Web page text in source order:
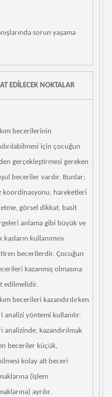
sorun yaşama
EDİLECEK NOKTALAR
becerilerinin
için çocuğun
gerçekleştirmesi gereken
beceriler vardır. Bunlar;
koordinasyonu, hareketleri
görsel dikkat, basit
anlama gibi büyük ve
kasların kullanımını
becerilerdir. Çocuğun
kazanmış olmasına
edilmelidir.
becerileri kazandırılırken
analizi yöntemi kullanılır.
analizinde, kazandırılmak
beceriler küçük,
kolay alt beceri
(işlem
ayrılır.